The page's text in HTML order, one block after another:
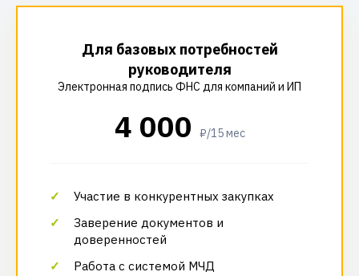
Для базовых потребностей
руководителя
Электронная подпись ФНС для компаний и ИП
4 000 ₽/15 мес
Участие в конкурентных закупках
Заверение документов и
доверенностей
Работа с системой МЧД